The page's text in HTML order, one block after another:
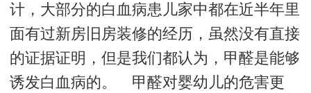
计，大部分的白血病患儿家中都在近半年里
面有过新房旧房装修的经历，虽然没有直接
的证据证明，但是我们都认为，甲醛是能够
诱发白血病的。 甲醛对婴幼儿的危害更